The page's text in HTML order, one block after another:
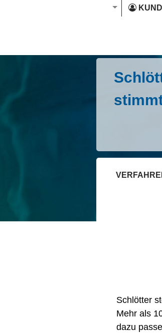
Schlötter
Mehr als
dazu